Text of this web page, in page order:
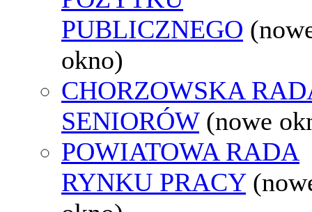
PUBLICZNEGO
okno)
CHORZOWSKA
SENIORÓW (nowe
POWIATOWA RADA
RYNKU PRACY